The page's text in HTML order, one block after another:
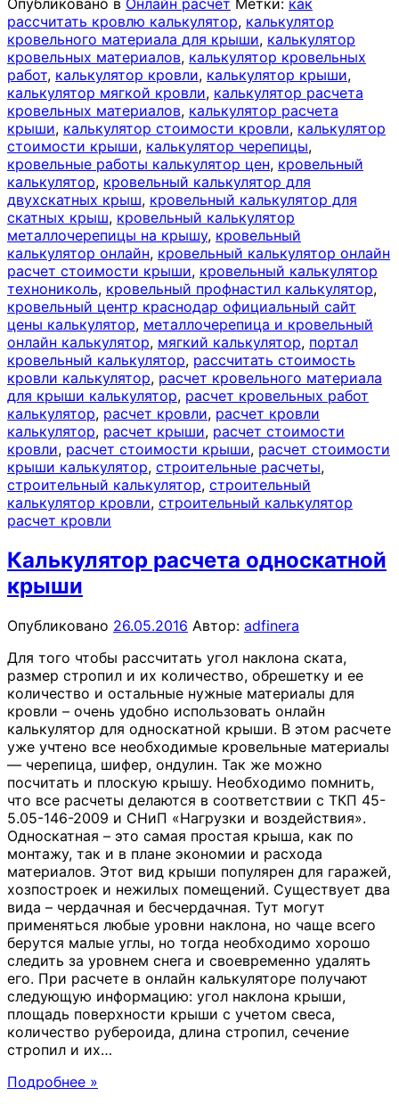
Опубликовано в Онлайн расчет Метки: как
рассчитать кровлю калькулятор, калькулятор
кровельного материала для крыши, калькулятор
кровельных материалов, калькулятор кровельных
работ, калькулятор кровли, калькулятор крыши,
калькулятор мягкой кровли, калькулятор расчета
кровельных материалов, калькулятор расчета
крыши, калькулятор стоимости кровли, калькулятор
стоимости крыши, калькулятор черепицы,
кровельные работы калькулятор цен, кровельный
калькулятор, кровельный калькулятор для
двухскатных крыш, кровельный калькулятор для
скатных крыш, кровельный калькулятор
металлочерепицы на крышу, кровельный
калькулятор онлайн, кровельный калькулятор онлайн
расчет стоимости крыши, кровельный калькулятор
технониколь, кровельный профнастил калькулятор,
кровельный центр краснодар официальный сайт
цены калькулятор, металлочерепица и кровельный
онлайн калькулятор, мягкий калькулятор, портал
кровельный калькулятор, рассчитать стоимость
кровли калькулятор, расчет кровельного материала
для крыши калькулятор, расчет кровельных работ
калькулятор, расчет кровли, расчет кровли
калькулятор, расчет крыши, расчет стоимости
кровли, расчет стоимости крыши, расчет стоимости
крыши калькулятор, строительные расчеты,
строительный калькулятор, строительный
калькулятор кровли, строительный калькулятор
расчет кровли
Калькулятор расчета односкатной
крыши
Опубликовано 26.05.2016 Автор: adfinera
Для того чтобы рассчитать угол наклона ската,
размер стропил и их количество, обрешетку и ее
количество и остальные нужные материалы для
кровли – очень удобно использовать онлайн
калькулятор для односкатной крыши. В этом расчете
уже учтено все необходимые кровельные материалы
— черепица, шифер, ондулин. Так же можно
посчитать и плоскую крышу. Необходимо помнить,
что все расчеты делаются в соответствии с ТКП 45-
5.05-146-2009 и СНиП «Нагрузки и воздействия».
Односкатная – это самая простая крыша, как по
монтажу, так и в плане экономии и расхода
материалов. Этот вид крыши популярен для гаражей,
хозпостроек и нежилых помещений. Существует два
вида – чердачная и бесчердачная. Тут могут
применяться любые уровни наклона, но чаще всего
берутся малые углы, но тогда необходимо хорошо
следить за уровнем снега и своевременно удалять
его. При расчете в онлайн калькуляторе получают
следующую информацию: угол наклона крыши,
площадь поверхности крыши с учетом свеса,
количество рубероида, длина стропил, сечение
стропил и их…
Подробнее »